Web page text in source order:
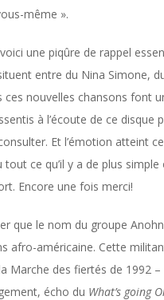
même ».
une piqûre de rappel
entre du Nina Simone,
nouvelles chansons font
à l’écoute de ce
Et l’émotion atteint
ce qu’il y a de plus
Encore une fois merci!
que le nom du groupe
afro-américaine. Cette
Marche des fiertés de 1992
écho du What’s going